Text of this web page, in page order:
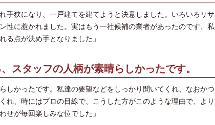
手狭になり、一戸建てを建てようと決意しました。いろいろリサ
性に惹かれました。実はもう一社候補の業者があったのです、私
る点が決め手となりました」
スタッフの人柄が素晴らしかったです。
しかったです。私達の要望などをしっかり聞いてくれ、なおかつ
れ、時にはプロの目線で、こうした方がこのような理由で、より
せが毎回楽しみな位でした」